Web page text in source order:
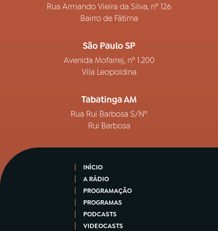
Rua Armando Vieira da Silva, nº 126
Bairro de Fátima
São Paulo SP
Avenida Mofarrej, nº 1.200
Vila Leopoldina
Tabatinga AM
Rua Rui Barbosa S/Nº
Rui Barbosa
INÍCIO
A RÁDIO
PROGRAMAÇÃO
PROGRAMAS
PODCASTS
VIDEOCASTS